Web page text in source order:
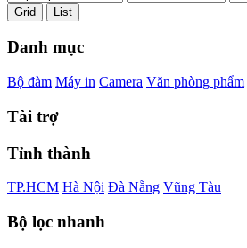
Grid List
Danh mục
Bộ đàm Máy in Camera Văn phòng phẩm
Tài trợ
Tỉnh thành
TP.HCM Hà Nội Đà Nẵng Vũng Tàu
Bộ lọc nhanh